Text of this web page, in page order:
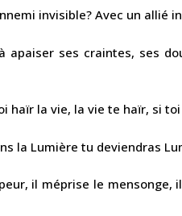
invisible? Avec un allié
apaiser ses craintes, ses
haïr la vie, la vie te haïr, si
la Lumière tu deviendras
il méprise le